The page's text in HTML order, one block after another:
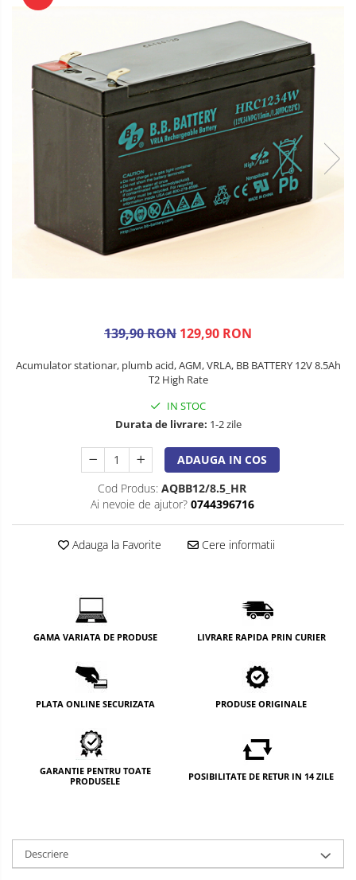
139,90 RON 129,90 RON
Acumulator stationar, plumb acid, AGM, VRLA, BB BATTERY 12V 8.5Ah
T2 High Rate
IN STOC
Durata de livrare: 1-2 zile
ADAUGA IN COS
Cod Produs: AQBB12/8.5_HR
Ai nevoie de ajutor? 0744396716
Adauga la Favorite Cere informatii
GAMA VARIATA DE PRODUSE LIVRARE RAPIDA PRIN CURIER
PLATA ONLINE SECURIZATA PRODUSE ORIGINALE
GARANTIE PENTRU TOATE
PRODUSELE
POSIBILITATE DE RETUR IN 14 ZILE
Descriere